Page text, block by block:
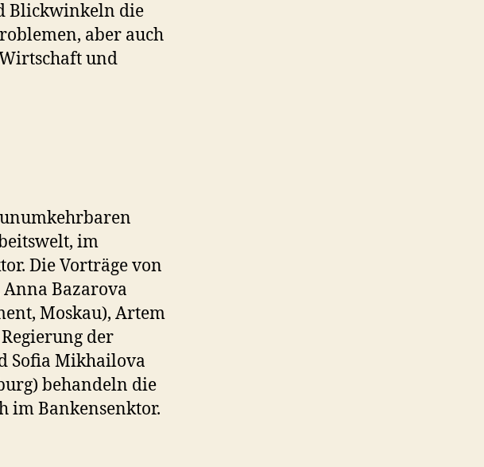
Blickwinkeln die
aber auch
und
im
Die Vorträge von
Anna Bazarova
Moskau), Artem
der
Sofia Mikhailova
behandeln die
im Bankensenktor.